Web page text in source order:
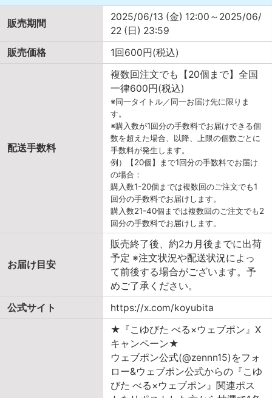
販売期間
2025/06/13 (金) 12:00～2025/06/
22 (日) 23:59
販売価格
1回600円(税込)
配送手数料
複数回注文でも【20個まで】全国
一律600円(税込)
※同一タイトル／同一お届け先に限りま
す。
※購入数が1回分の手数料でお届けできる個
数を超えた場合、以降、上限の個数ごとに
手数料が発生します。
例）【20個】まで1回分の手数料でお届け
の場合：
購入数1-20個までは複数回のご注文でも1
回分の手数料でお届けします。
購入数21-40個までは複数回のご注文でも2
回分の手数料でお届けします。
お届け目安
販売終了後、約2カ月後までに出荷
予定 ※注文状況や配送状況によっ
て前後する場合がございます。予
めご了承ください。
公式サイト
https://x.com/koyubita
★『こゆびた べる×ウェブポン』X
キャンペーン★
ウェブポン公式(@zennn15)をフォ
ロー&ウェブポン公式からの『こゆ
びた べる×ウェブポン』関連ポス